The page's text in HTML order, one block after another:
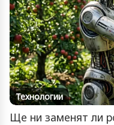
Технологии
Ще ни заменят ли